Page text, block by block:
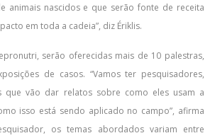
animais nascidos e que serão fonte de receita
em toda a cadeia”, diz Ériklis.
serão oferecidas mais de 10 palestras,
de casos. “Vamos ter pesquisadores,
que vão dar relatos sobre como eles usam a
isso está sendo aplicado no campo”, afirma
os temas abordados variam entre